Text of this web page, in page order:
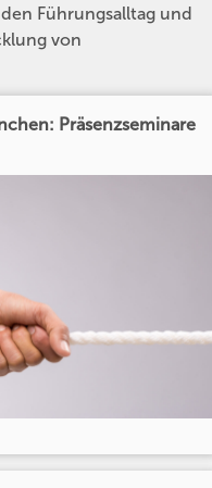
Führungsalltag und
von
Präsenzseminare